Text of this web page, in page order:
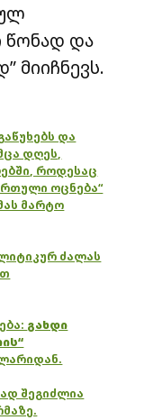
წონად და
მიიჩნევს.
და
დღეს,
როდესაც
ოცნება“
მარტო
ძალას
გახდი
შეგიძლია